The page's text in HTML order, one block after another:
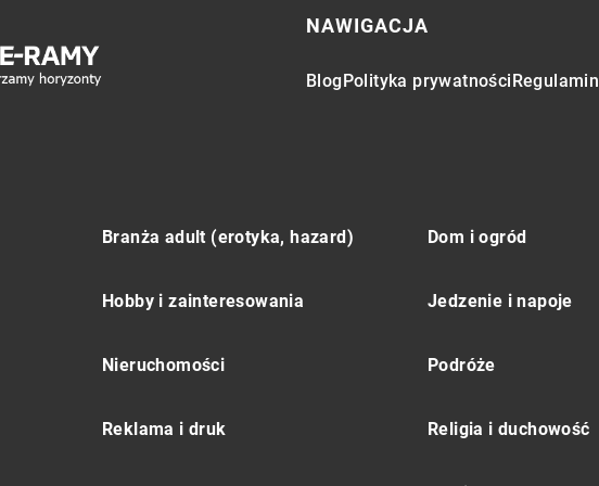
NAWIGACJA
BlogPolityka prywatnościRegulamin
Branża adult (erotyka, hazard) Dom i ogród
Hobby i zainteresowania Jedzenie i napoje
Nieruchomości Podróże
Reklama i druk Religia i duchowość